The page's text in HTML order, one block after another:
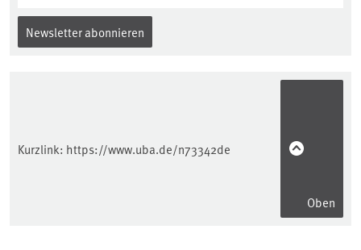
Newsletter abonnieren
Kurzlink: https://www.uba.de/n73342de
Oben